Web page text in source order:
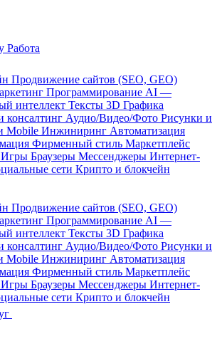
Работа
Продвижение сайтов (SEO, GEO)
Программирование AI —
интеллект Тексты 3D Графика
консалтинг Аудио/Видео/Фото Рисунки и
Mobile Инжиниринг Автоматизация
Фирменный стиль Маркетплейс
Игры Браузеры Мессенджеры Интернет-
сети Крипто и блокчейн
Продвижение сайтов (SEO, GEO)
Программирование AI —
интеллект Тексты 3D Графика
консалтинг Аудио/Видео/Фото Рисунки и
Mobile Инжиниринг Автоматизация
Фирменный стиль Маркетплейс
Игры Браузеры Мессенджеры Интернет-
сети Крипто и блокчейн